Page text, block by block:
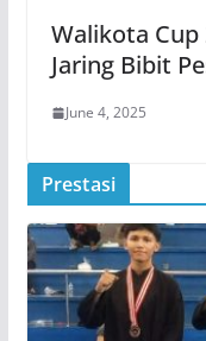
Walikota Cup
Jaring Bibit
June 4, 2025
Prestasi